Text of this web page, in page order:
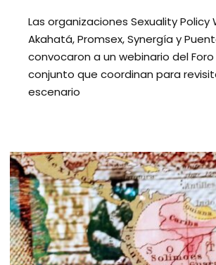
Las organizaciones Sexuality Policy
Akahatá, Promsex, Synergía y
convocaron a un webinario del
conjunto que coordinan para
escenario